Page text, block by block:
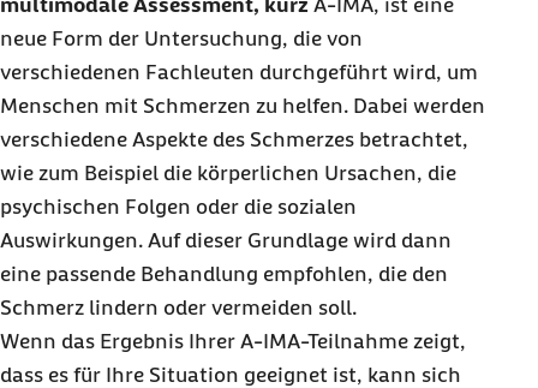
multimodale Assessment, kurz A-IMA, ist eine
neue Form der Untersuchung, die von
verschiedenen Fachleuten durchgeführt wird, um
Menschen mit Schmerzen zu helfen. Dabei werden
verschiedene Aspekte des Schmerzes betrachtet,
wie zum Beispiel die körperlichen Ursachen, die
psychischen Folgen oder die sozialen
Auswirkungen. Auf dieser Grundlage wird dann
eine passende Behandlung empfohlen, die den
Schmerz lindern oder vermeiden soll.
Wenn das Ergebnis Ihrer A-IMA-Teilnahme zeigt,
dass es für Ihre Situation geeignet ist, kann sich